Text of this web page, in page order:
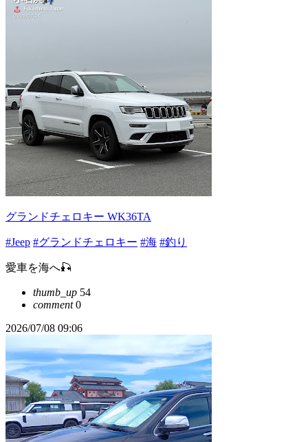
グランドチェロキー WK36TA
#Jeep #グランドチェロキー #海 #釣り
愛車を海へ🎣
thumb_up 54
comment0
2026/07/08 09:06